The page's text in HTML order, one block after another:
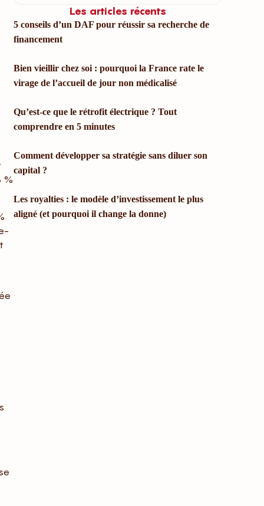
%
Les articles récents
5 conseils d’un DAF pour réussir sa recherche de
financement
Bien vieillir chez soi : pourquoi la France rate le
virage de l’accueil de jour non médicalisé
Qu’est-ce que le rétrofit électrique ? Tout
comprendre en 5 minutes
Comment développer sa stratégie sans diluer son
capital ?
Les royalties : le modèle d’investissement le plus
aligné (et pourquoi il change la donne)